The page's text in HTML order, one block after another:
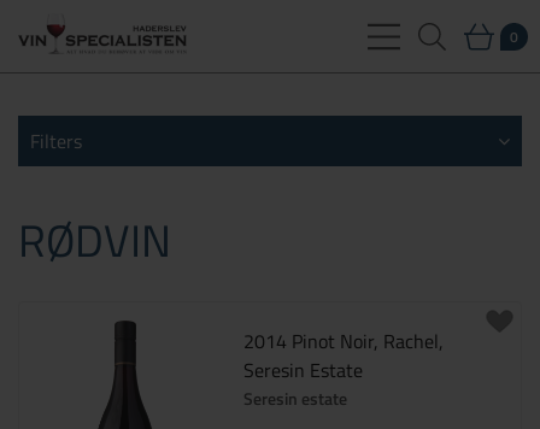
0
Filters
RØDVIN
2014 Pinot Noir, Rachel,
Seresin Estate
Seresin estate